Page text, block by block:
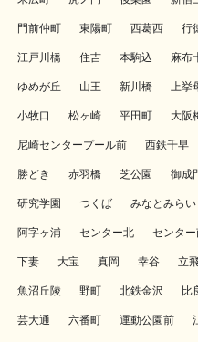
門前仲町 東陽町 西葛西 行
江戸川橋 住吉 本駒込 麻布
ゆめが丘 山王 新川橋 上挙
小牧口 松ヶ崎 平田町 大阪
尼崎センタープール前 西鉄千早
勝どき 赤羽橋 芝公園 御成
研究学園 つくば みなとみらい
阿字ヶ浦 センター北 センタ
下妻 大宝 真岡 幸谷 立
魚沼丘陵 野町 北鉄金沢 比
芸大通 六番町 運動公園前